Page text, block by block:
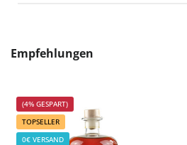
Produktgalerie überspringen
Empfehlungen
(4% GESPART)
TOPSELLER
0€ VERSAND